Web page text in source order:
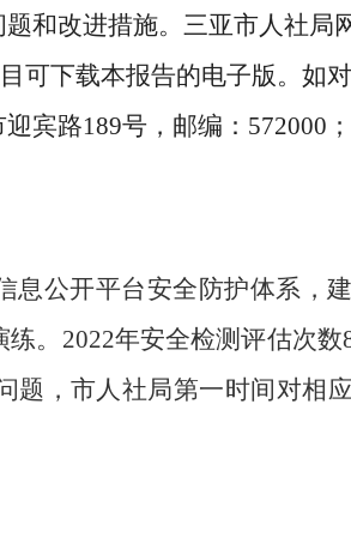
和改进措施。 三亚市人社局
目可下载本报告的电子版。如
宾路189号，邮编：572000
息公开平台安全防护体系，
。 2022年安全检测评估次
题，市人社局第一时间对相